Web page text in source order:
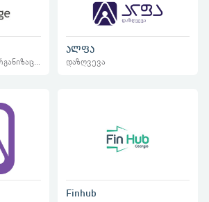
მიკროსაფინანსო ორგანიზაციები
ალფა
დაზღვევა
Finhub